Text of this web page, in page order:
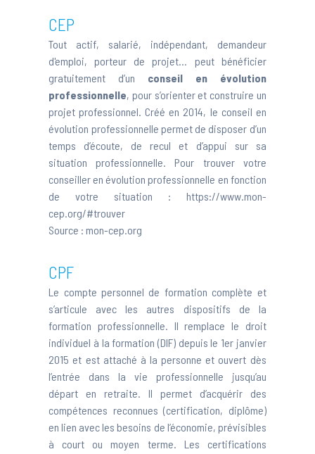
CEP
Tout actif, salarié, indépendant, demandeur
d'emploi, porteur de projet… peut bénéficier
gratuitement d’un conseil en évolution
professionnelle, pour s’orienter et construire un
projet professionnel. Créé en 2014, le conseil en
évolution professionnelle permet de disposer d’un
temps d’écoute, de recul et d’appui sur sa
situation professionnelle. Pour trouver votre
conseiller en évolution professionnelle en fonction
de votre situation : https://www.mon-
cep.org/#trouver
Source :mon-cep.org
CPF
Le compte personnel de formation complète et
s’articule avec les autres dispositifs de la
formation professionnelle. Il remplace le droit
individuel à la formation (DIF) depuis le 1er janvier
2015 et est attaché à la personne et ouvert dès
l’entrée dans la vie professionnelle jusqu’au
départ en retraite. Il permet d’acquérir des
compétences reconnues (certification, diplôme)
en lien avec les besoins de l’économie, prévisibles
à court ou moyen terme. Les certifications